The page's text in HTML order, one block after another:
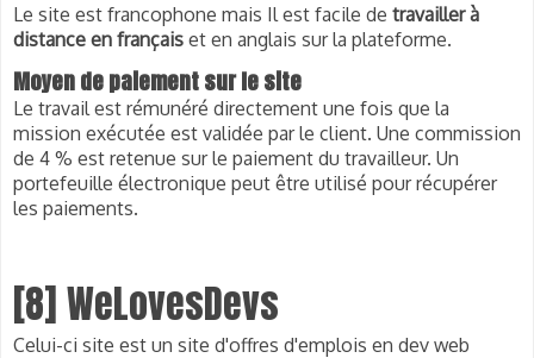
Le site est francophone mais Il est facile de travailler à
distance en français et en anglais sur la plateforme.
Moyen de paiement sur le site
Le travail est rémunéré directement une fois que la
mission exécutée est validée par le client. Une commission
de 4 % est retenue sur le paiement du travailleur. Un
portefeuille électronique peut être utilisé pour récupérer
les paiements.
[8] WeLovesDevs
Celui-ci site est un site d'offres d'emplois en dev web